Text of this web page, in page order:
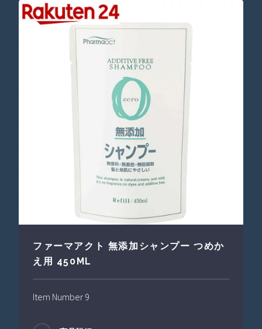
ファーマアクト 無添加シャンプー つめか
え用 450ML
Item Number 9